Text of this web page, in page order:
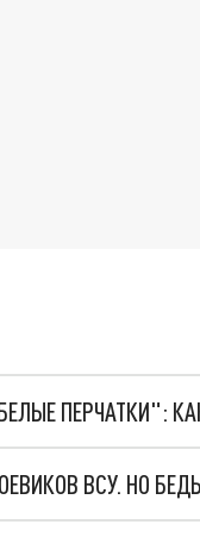
ПЕРЧАТКИ":
ВСУ. НО